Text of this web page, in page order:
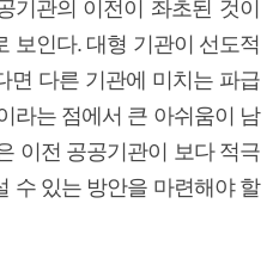
기관의 이전이 좌초된 것이
보인다. 대형 기관이 선도적
면 다른 기관에 미치는 파급
라는 점에서 큰 아쉬움이 남
이전 공공기관이 보다 적극
수 있는 방안을 마련해야 할